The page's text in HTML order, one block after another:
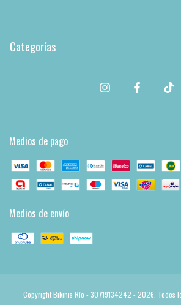
Categorías
Medios de pago
Medios de envío
Copyright Bikinis Río - 30719134242 - 2026. Todos